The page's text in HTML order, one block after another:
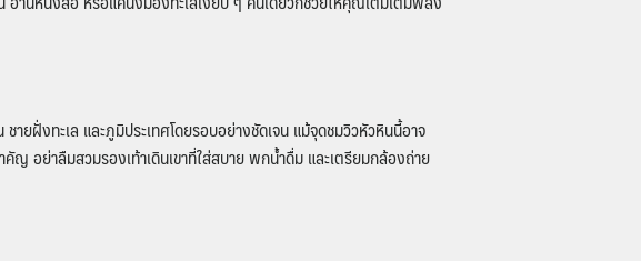
ยฝั่งทะเล และภูมิประเทศโดยรอบอย่างชัดเจน แม้จุดชมวิวหัวหินนี้อาจ
อย่าลืมสวมรองเท้าเดินเขาที่ใส่สบาย พกน้ำดื่ม และเตรียมกล้องถ่าย